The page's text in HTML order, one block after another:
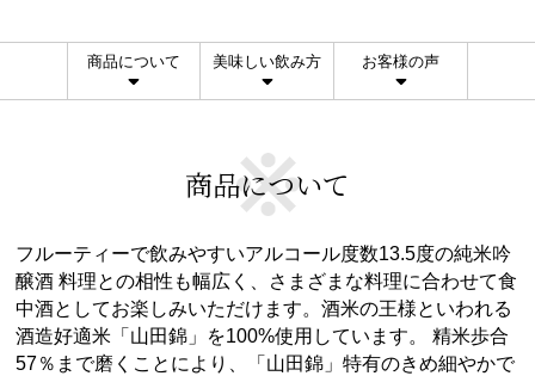
商品について 美味しい飲み方 お客様の声
商品について
フルーティーで飲みやすいアルコール度数13.5度の純米吟
醸酒 料理との相性も幅広く、さまざまな料理に合わせて食
中酒としてお楽しみいただけます。酒米の王様といわれる
酒造好適米「山田錦」を100%使用しています。 精米歩合
57％まで磨くことにより、「山田錦」特有のきめ細やかで